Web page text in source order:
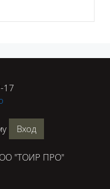
17
Вход
"ТОИР ПРО"